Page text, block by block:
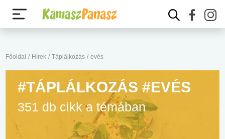
Főoldal / Hírek / Táplálkozás / evés
#TÁPLÁLKOZÁS #EVÉS
351 db cikk a témában